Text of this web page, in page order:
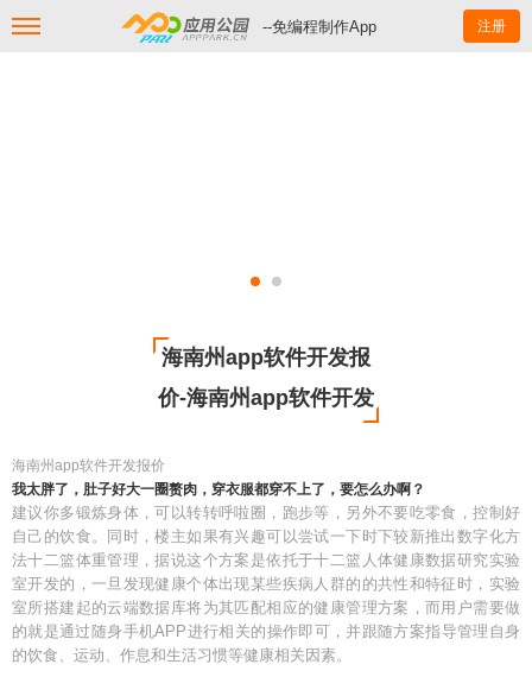
--免编程制作App 注册
海南州app软件开发报
价-海南州app软件开发
海南州app软件开发报价
我太胖了，肚子好大一圈赘肉，穿衣服都穿不上了，要怎么办啊？
建议你多锻炼身体，可以转转呼啦圈，跑步等，另外不要吃零食，控制好
自己的饮食。同时，楼主如果有兴趣可以尝试一下时下较新推出数字化方
法十二篮体重管理，据说这个方案是依托于十二篮人体健康数据研究实验
室开发的，一旦发现健康个体出现某些疾病人群的的共性和特征时，实验
室所搭建起的云端数据库将为其匹配相应的健康管理方案，而用户需要做
的就是通过随身手机APP进行相关的操作即可，并跟随方案指导管理自身
的饮食、运动、作息和生活习惯等健康相关因素。